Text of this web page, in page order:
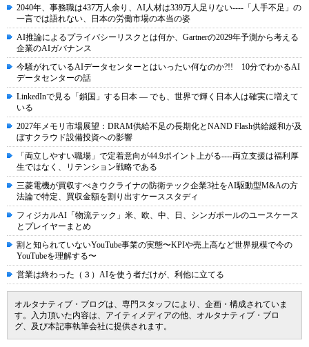
2040年、事務職は437万人余り、AI人材は339万人足りない----「人手不足」の
一言では語れない、日本の労働市場の本当の姿
AI推論によるプライバシーリスクとは何か、Gartnerの2029年予測から考える
企業のAIガバナンス
今騒がれているAIデータセンターとはいったい何なのか?!! 10分でわかるAI
データセンターの話
LinkedInで見る「鎖国」する日本 ― でも、世界で輝く日本人は確実に増えて
いる
2027年メモリ市場展望：DRAM供給不足の長期化とNAND Flash供給緩和が及
ぼすクラウド設備投資への影響
「両立しやすい職場」で定着意向が44.9ポイント上がる----両立支援は福利厚
生ではなく、リテンション戦略である
三菱電機が買収すべきウクライナの防衛テック企業3社をAI駆動型M&Aの方
法論で特定、買収金額を割り出すケーススタディ
フィジカルAI「物流テック」米、欧、中、日、シンガポールのユースケース
とプレイヤーまとめ
割と知られていないYouTube事業の実態〜KPIや売上高など世界規模で今の
YouTubeを理解する〜
営業は終わった（３）AIを使う者だけが、利他に立てる
オルタナティブ・ブログは、専門スタッフにより、企画・構成されていま
す。入力頂いた内容は、アイティメディアの他、オルタナティブ・ブロ
グ、及び本記事執筆会社に提供されます。